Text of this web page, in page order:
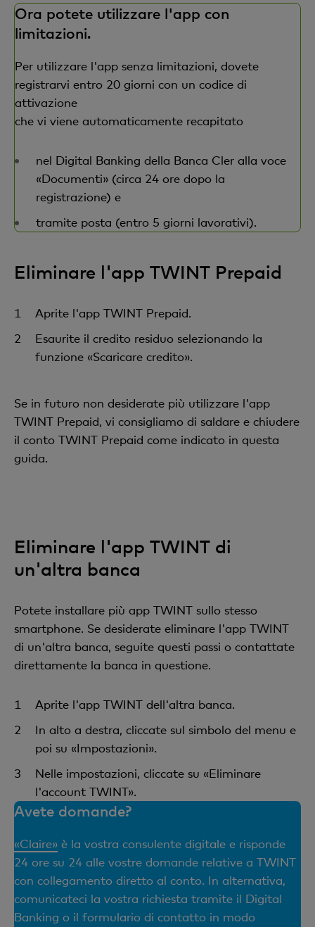
Ora potete utilizzare l'app con
limitazioni.
Per utilizzare l'app senza limitazioni, dovete
registrarvi entro 20 giorni con un codice di
attivazione
che vi viene automaticamente recapitato
nel Digital Banking della Banca Cler alla voce
«Documenti» (circa 24 ore dopo la
registrazione) e
tramite posta (entro 5 giorni lavorativi).
Eliminare l'app TWINT Prepaid
Aprite l'app TWINT Prepaid.
Esaurite il credito residuo selezionando la
funzione «Scaricare credito».
Se in futuro non desiderate più utilizzare l'app
TWINT Prepaid, vi consigliamo di saldare e chiudere
il conto TWINT Prepaid come indicato in questa
guida.
Eliminare l'app TWINT di
un'altra banca
Potete installare più app TWINT sullo stesso
smartphone. Se desiderate eliminare l'app TWINT
di un'altra banca, seguite questi passi o contattate
direttamente la banca in questione.
Aprite l'app TWINT dell'altra banca.
In alto a destra, cliccate sul simbolo del menu e
poi su «Impostazioni».
Nelle impostazioni, cliccate su «Eliminare
l'account TWINT».
Avete domande?
«Claire» è la vostra consulente digitale e risponde
24 ore su 24 alle vostre domande relative a TWINT
con collegamento diretto al conto. In alternativa,
comunicateci la vostra richiesta tramite il Digital
Banking o il formulario di contatto in modo